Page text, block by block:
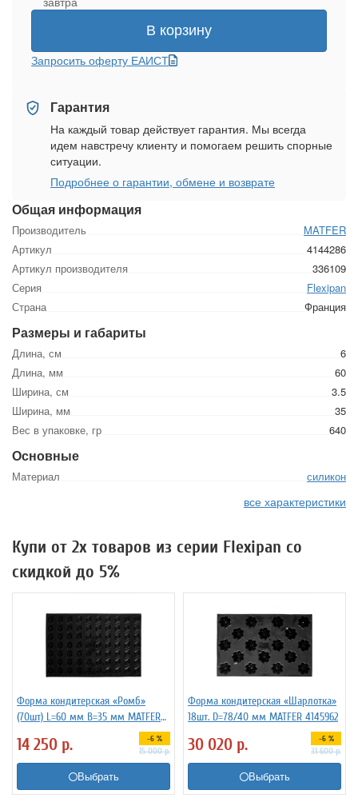
Общая информация
Производитель
MATFER
Артикул
4144286
Артикул производителя
336109
Серия
Flexipan
Страна
Франция
Размеры и габариты
Длина, см
6
Длина, мм
60
Ширина, см
3.5
Ширина, мм
35
Вес в упаковке, гр
640
Основные
Материал силикон
все характеристики
В корзину
Запросить оферту ЕАИСТ
Гарантия
На каждый товар действует гарантия. Мы всегда
идем навстречу клиенту и помогаем решить спорные
ситуации.
Подробнее о гарантии, обмене и возврате
Купи от 2х товаров из серии Flexipan со
скидкой до 5%
Форма кондитерская «Ромб»
(70шт) L=60 мм B=35 мм MATFER
14 250 р. -6 %
15 000р.
Выбрать
Форма кондитерская «Шарлотка»
18шт. D=78/40 мм MATFER 4145962
30 020 р. -6 %
31 600р.
Выбрать